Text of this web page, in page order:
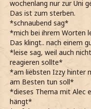
wochenlang nur zur Uni
Das ist zum sterben.
*schnaubend sag*
*mich bei ihrem Worten
Das klingt.. nach einem
*leise sag, weil auch
reagieren sollte*
*am liebsten Izzy hinter
am Besten tun soll*
*dieses Thema mit Alec
hängt*